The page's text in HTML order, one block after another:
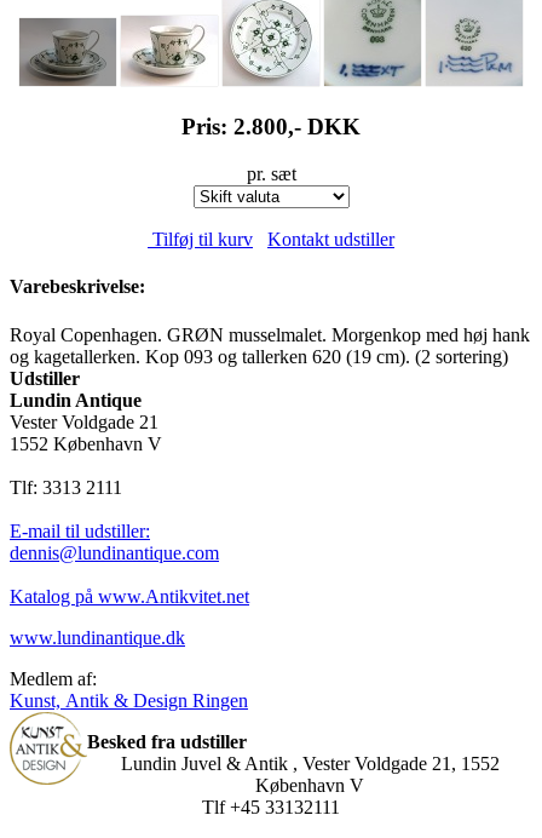
Pris: 2.800,- DKK
pr. sæt
Tilføj til kurv Kontakt udstiller
Varebeskrivelse:
Royal Copenhagen. GRØN musselmalet. Morgenkop med høj hank
og kagetallerken. Kop 093 og tallerken 620 (19 cm). (2 sortering)
Udstiller
Lundin Antique
Vester Voldgade 21
1552 København V
Tlf: 3313 2111
E-mail til udstiller:
dennis@lundinantique.com
Katalog på www.Antikvitet.net
www.lundinantique.dk
Medlem af:
Kunst, Antik & Design Ringen
Besked fra udstiller
Lundin Juvel & Antik , Vester Voldgade 21, 1552
København V
Tlf +45 33132111